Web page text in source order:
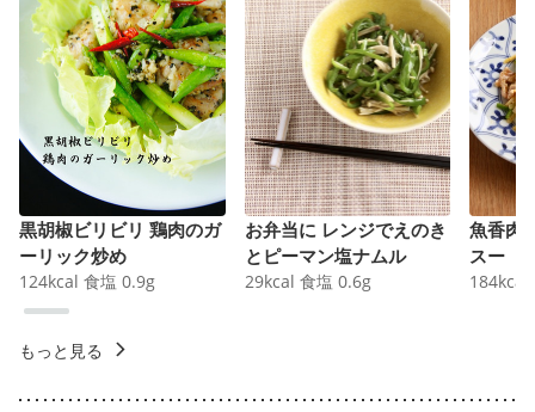
黒胡椒ビリビリ 鶏肉のガ
ーリック炒め
124kcal 食塩 0.9g
お弁当に レンジでえのき
とピーマン塩ナムル
29kcal 食塩 0.6g
魚香肉
スー
184kcal
もっと見る